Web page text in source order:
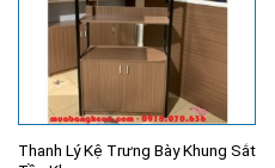
Thanh Lý Kệ Trưng Bày Khung Sắt